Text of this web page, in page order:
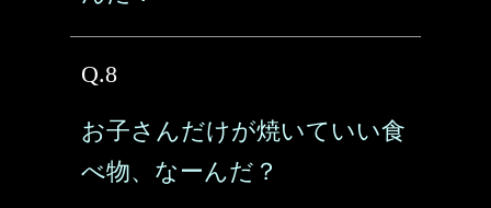
Q.8
お子さんだけが焼いていい食
べ物、なーんだ？